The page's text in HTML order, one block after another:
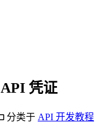
凭证
分类于 API 开发教程